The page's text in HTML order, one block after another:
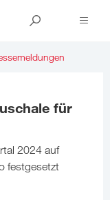
für
2024 auf
festgesetzt